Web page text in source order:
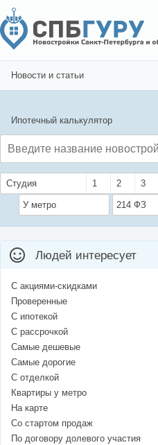
Новости и статьи
Ипотечный калькулятор
Студия 1 2 3
У метро 214 ФЗ
Людей интересует
С акциями-скидками
Проверенные
С ипотекой
С рассрочкой
Самые дешевые
Самые дорогие
С отделкой
Квартиры у метро
На карте
Со стартом продаж
По договору долевого участия